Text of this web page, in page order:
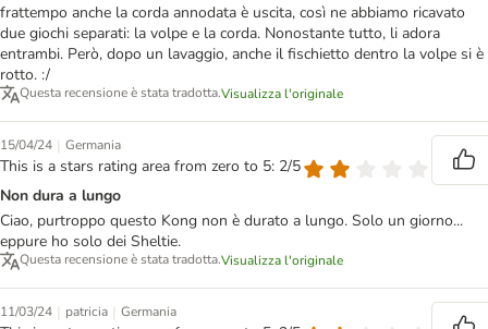
frattempo anche la corda annodata è uscita, così ne abbiamo ricavato
due giochi separati: la volpe e la corda. Nonostante tutto, li adora
entrambi. Però, dopo un lavaggio, anche il fischietto dentro la volpe si è
rotto. :/
Questa recensione è stata tradotta.Visualizza l'originale
15/04/24 | Germania
This is a stars rating area from zero to 5: 2/5
Non dura a lungo
Ciao, purtroppo questo Kong non è durato a lungo. Solo un giorno...
eppure ho solo dei Sheltie.
Questa recensione è stata tradotta.Visualizza l'originale
11/03/24 | patricia | Germania